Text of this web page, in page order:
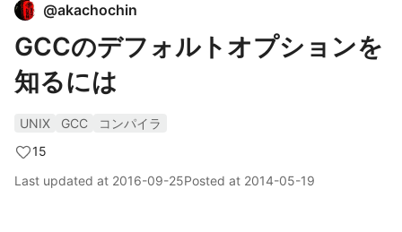
@akachochin
GCCのデフォルトオプションを
知るには
UNIX GCC
コンパイラ
15
Last updated at 2016-09-25Posted at 2014-05-19